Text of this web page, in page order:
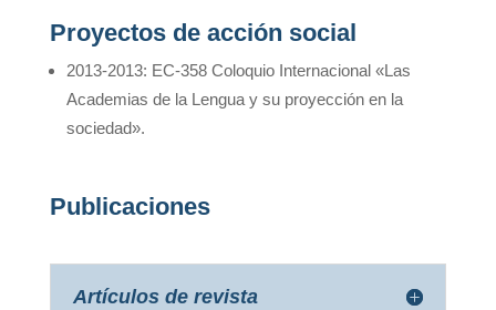
Proyectos de acción social
2013-2013: EC-358 Coloquio Internacional «Las
Academias de la Lengua y su proyección en la
sociedad».
Publicaciones
Artículos de revista